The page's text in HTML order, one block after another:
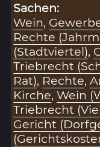
Sachen:
Wein,
Rechte
(Stadtviertel),
Triebrecht
Rat), Rechte,
Kirche,Wein
Triebrecht
Gericht